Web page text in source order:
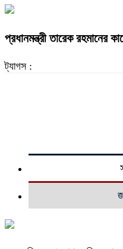
প্রধানমন্ত্রী তারেক রহমানের
ট্যাগস :